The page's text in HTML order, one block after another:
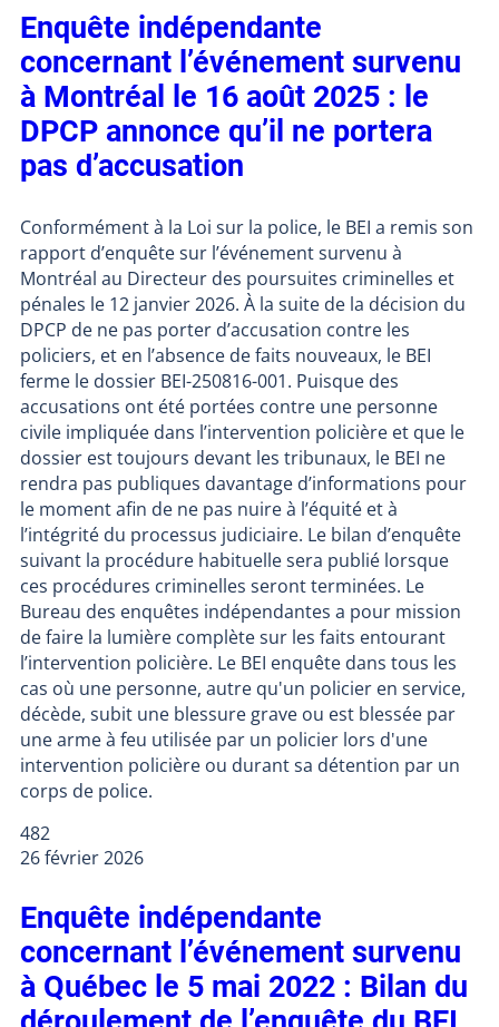
Enquête indépendante
concernant l’événement survenu
à Montréal le 16 août 2025 : le
DPCP annonce qu’il ne portera
pas d’accusation
Conformément à la Loi sur la police, le BEI a remis son
rapport d’enquête sur l’événement survenu à
Montréal au Directeur des poursuites criminelles et
pénales le 12 janvier 2026. À la suite de la décision du
DPCP de ne pas porter d’accusation contre les
policiers, et en l’absence de faits nouveaux, le BEI
ferme le dossier BEI-250816-001. Puisque des
accusations ont été portées contre une personne
civile impliquée dans l’intervention policière et que le
dossier est toujours devant les tribunaux, le BEI ne
rendra pas publiques davantage d’informations pour
le moment afin de ne pas nuire à l’équité et à
l’intégrité du processus judiciaire. Le bilan d’enquête
suivant la procédure habituelle sera publié lorsque
ces procédures criminelles seront terminées. Le
Bureau des enquêtes indépendantes a pour mission
de faire la lumière complète sur les faits entourant
l’intervention policière. Le BEI enquête dans tous les
cas où une personne, autre qu'un policier en service,
décède, subit une blessure grave ou est blessée par
une arme à feu utilisée par un policier lors d'une
intervention policière ou durant sa détention par un
corps de police.
482
26 février 2026
Enquête indépendante
concernant l’événement survenu
à Québec le 5 mai 2022 : Bilan du